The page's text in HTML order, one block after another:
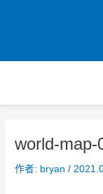
world-map-
作者: bryan/